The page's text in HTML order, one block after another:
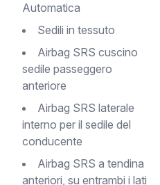
Automatica
Sedili in tessuto
Airbag SRS cuscino
sedile passeggero
anteriore
Airbag SRS laterale
interno per il sedile del
conducente
Airbag SRS a tendina
anteriori, su entrambi i lati